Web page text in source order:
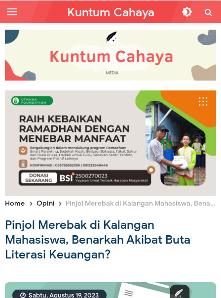
Kuntum Cahaya
Home Opini Pinjol Merebak di Kalangan Mahasiswa, Benarkah Akibat Buta Literasi Keuangan?
Pinjol Merebak di Kalangan
Mahasiswa, Benarkah Akibat Buta
Literasi Keuangan?
Sabtu, Agustus 19, 2023